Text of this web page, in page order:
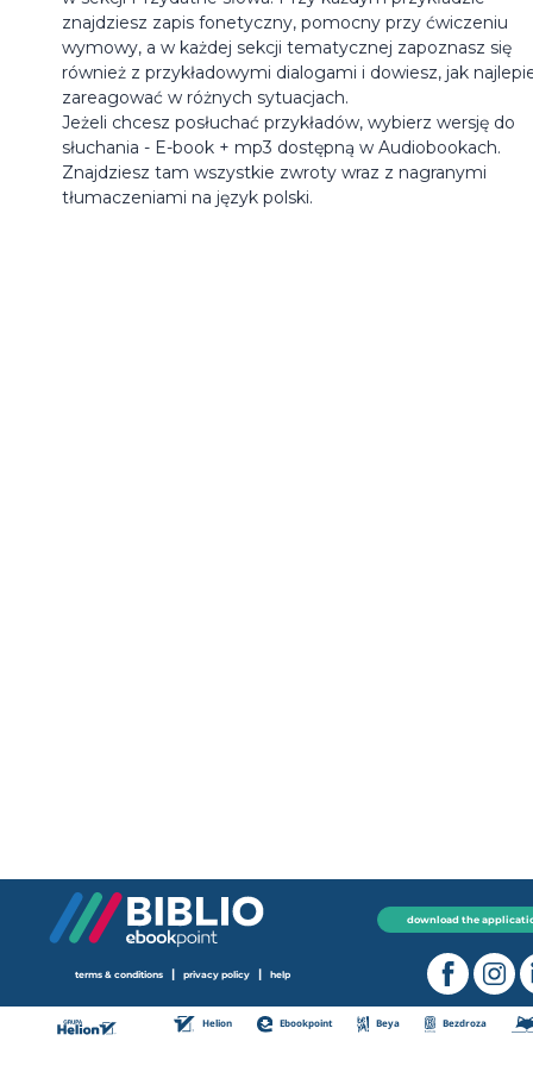
znajdziesz zapis fonetyczny, pomocny przy ćwiczeniu
wymowy, a w każdej sekcji tematycznej zapoznasz się
również z przykładowymi dialogami i dowiesz, jak
zareagować w różnych sytuacjach.
Jeżeli chcesz posłuchać przykładów, wybierz wersję do
słuchania - E-book + mp3 dostępną w Audiobookach.
Znajdziesz tam wszystkie zwroty wraz z nagranymi
tłumaczeniami na język polski.
download the
terms & conditions | privacy policy | help
Helion Ebookpoint Beya Bezdroza